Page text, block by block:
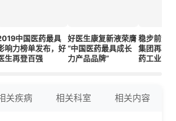
中国医药最具
响力榜单发布，好
生再登百强
好医生康复新液荣膺
“中国医药最具成长
力产品品牌”
稳步前进
集团再次
药工业百强
关疾病 相关科室 相关内容